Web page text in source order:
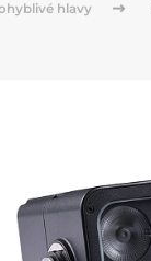
hlavy